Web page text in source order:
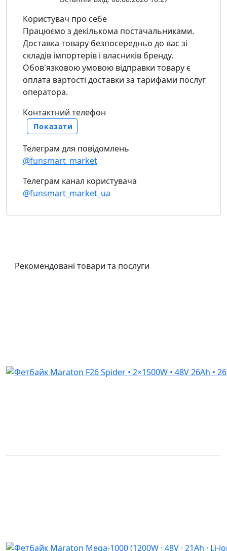
Користувач про себе
Працюємо з декількома постачальниками.
Доставка товару безпосередньо до вас зі
складів імпортерів і власників бренду.
Обов'язковою умовою відправки товару є
оплата вартості доставки за тарифами послуг
оператора.
Контактний телефон
Показати
Телеграм для повідомлень
@funsmart_market
Телеграм канал користувача
@funsmart_market_ua
Рекомендовані товари та послуги